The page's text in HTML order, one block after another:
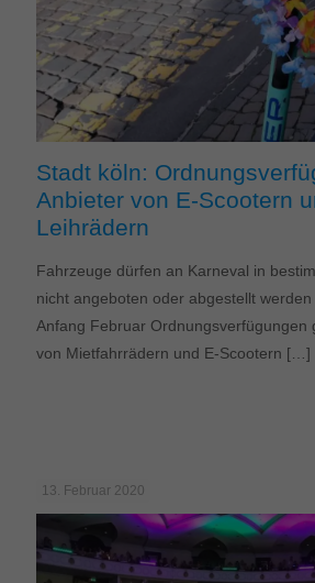
Stadt köln:
Anbieter von E-Scootern
Leihrädern
Fahrzeuge dürfen an Karneval in
nicht angeboten oder abgestellt
Anfang Februar Ordnungsverfügungen
von Mietfahrrädern und E-Scootern […]
13. Februar 2020